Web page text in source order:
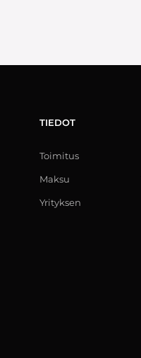
TIEDOT
Toimitus
Maksu
Yrityksen